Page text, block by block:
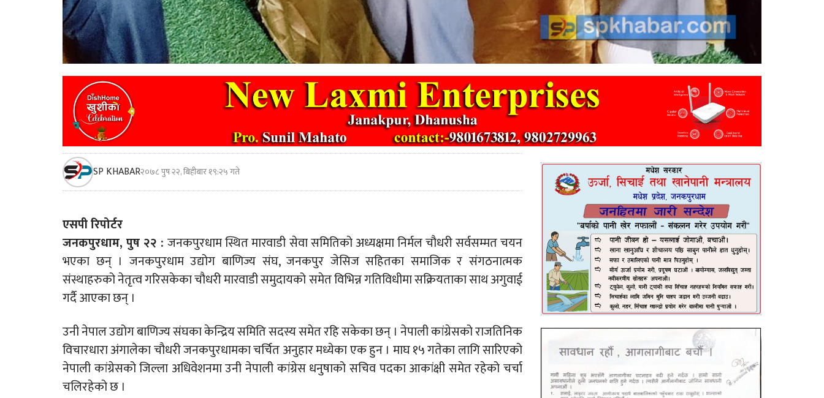
SP KHABAR२०७८ पुष २२, बिहीबार १९:२५ गते
एसपी रिपोर्टर
जनकपुरधाम, पुष २२ :जनकपुरधाम स्थित मारवाडी सेवा समितिको अध्यक्षमा निर्मल चौधरी सर्वसम्मत चयन
भएका छन् । जनकपुरधाम उद्योग बाणिज्य संघ, जनकपुर जेसिज सहितका समाजिक र संगठनात्मक
संस्थाहरुको नेतृत्व गरिसकेका चौधरी मारवाडी समुदायको समेत विभिन्न गतिविधीमा सक्रियताका साथ अगुवाई
गर्दै आएका छन् ।
उनी नेपाल उद्योग बाणिज्य संघका केन्द्रिय समिति सदस्य समेत रहि सकेका छन् । नेपाली कांग्रेसको राजतिनिक
विचारधारा अंगालेका चौधरी जनकपुरधामका चर्चित अनुहार मध्येका एक हुन । माघ १५ गतेका लागि सारिएको
नेपाली कांग्रेसको जिल्ला अधिवेशनमा उनी नेपाली कांग्रेस धनुषाको सचिव पदका आकांक्षी समेत रहेको चर्चा
चलिरहेको छ ।